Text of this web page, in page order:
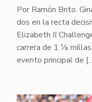
Por Ramón Brito.
dos en la recta
Elizabeth II
carrera de 1 ⅛
evento principal de